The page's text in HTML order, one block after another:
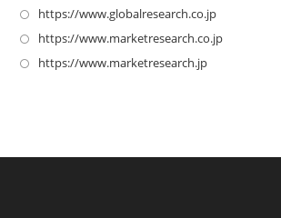
い
タ
ブ
し
い
タ
https://www.globalresearch.co.jp新
し
https://www.marketresearch.co.jp新
https://www.marketresearch.jp新
ブ